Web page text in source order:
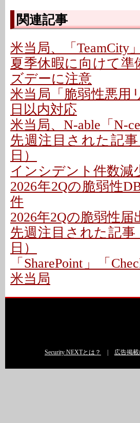
関連記事
米当局、「TeamCity
夏季休暇に向けて
ズデーに注意
米当局「脆弱性悪用
日以内対応
米当局、N-able「N-
先週注目された記事
日）
インシデント件数減
2026年2Qの脆弱性
件
2026年2Qの脆弱性
先週注目された記事
日）
「SharePoint」「
米当局
Security NEXTとは？ 広告掲